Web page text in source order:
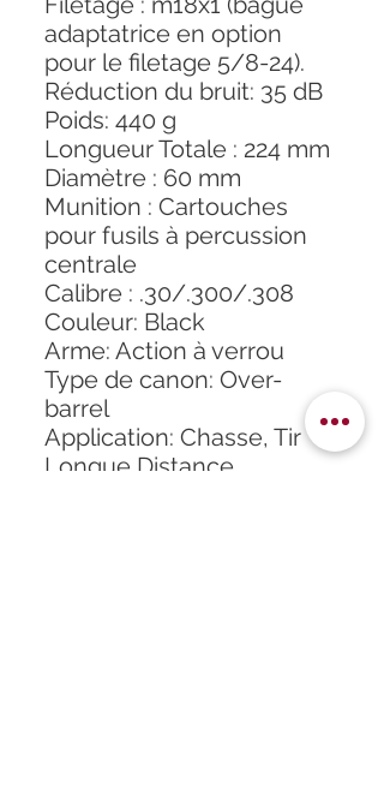
adaptatrice en option
pour le filetage 5/8-24).
Réduction du bruit: 35 dB
Poids: 440 g
Longueur Totale : 224 mm
Diamètre : 60 mm
Munition : Cartouches
pour fusils à percussion
centrale
Calibre : .30/.300/.308
Couleur: Black
Arme: Action à verrou
Type de canon: Over-
barrel
Application: Chasse, Tir
Longue Distance